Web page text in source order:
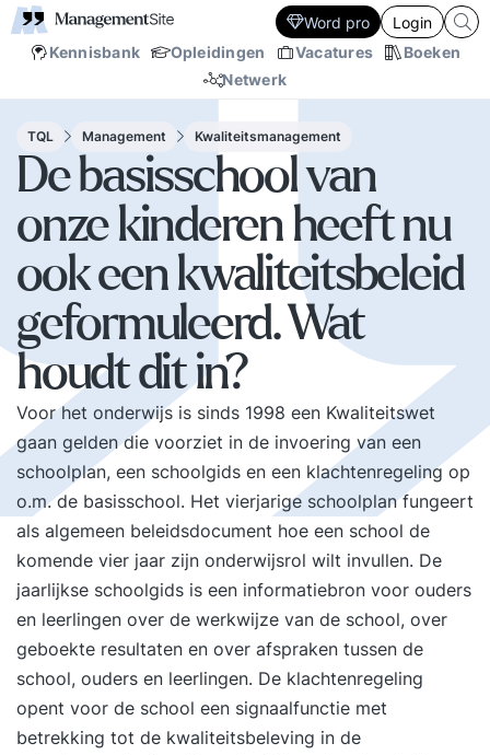
Kennisbank Opleidingen Vacatures
Boeken
Netwerk
Word pro Login
TQL Management Kwaliteitsmanagement
De basisschool van
onze kinderen heeft nu
ook een kwaliteitsbeleid
geformuleerd. Wat
houdt dit in?
Voor het onderwijs is sinds 1998 een Kwaliteitswet
gaan gelden die voorziet in de invoering van een
schoolplan, een schoolgids en een klachtenregeling op
o.m. de basisschool. Het vierjarige schoolplan fungeert
als algemeen beleidsdocument hoe een school de
komende vier jaar zijn onderwijsrol wilt invullen. De
jaarlijkse schoolgids is een informatiebron voor ouders
en leerlingen over de werkwijze van de school, over
geboekte resultaten en over afspraken tussen de
school, ouders en leerlingen. De klachtenregeling
opent voor de school een signaalfunctie met
betrekking tot de kwaliteitsbeleving in de